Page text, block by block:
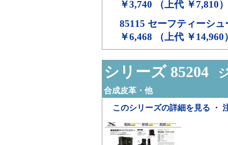
￥3,740 （上代 ￥7,810）
85115 セーフティーシュ
￥6,468 （上代 ￥14,960
シリーズ 85204
合成皮革・他
このシリーズの詳細を見る ・